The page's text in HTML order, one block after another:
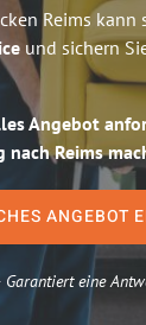
Reims
und sichern
Angebot
nach Reims
ANGEBOT
eine